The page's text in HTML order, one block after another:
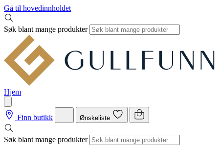
Gå til hovedinnholdet
Søk blant mange produkter
Hjem
Finn butikk Ønskeliste
Søk blant mange produkter